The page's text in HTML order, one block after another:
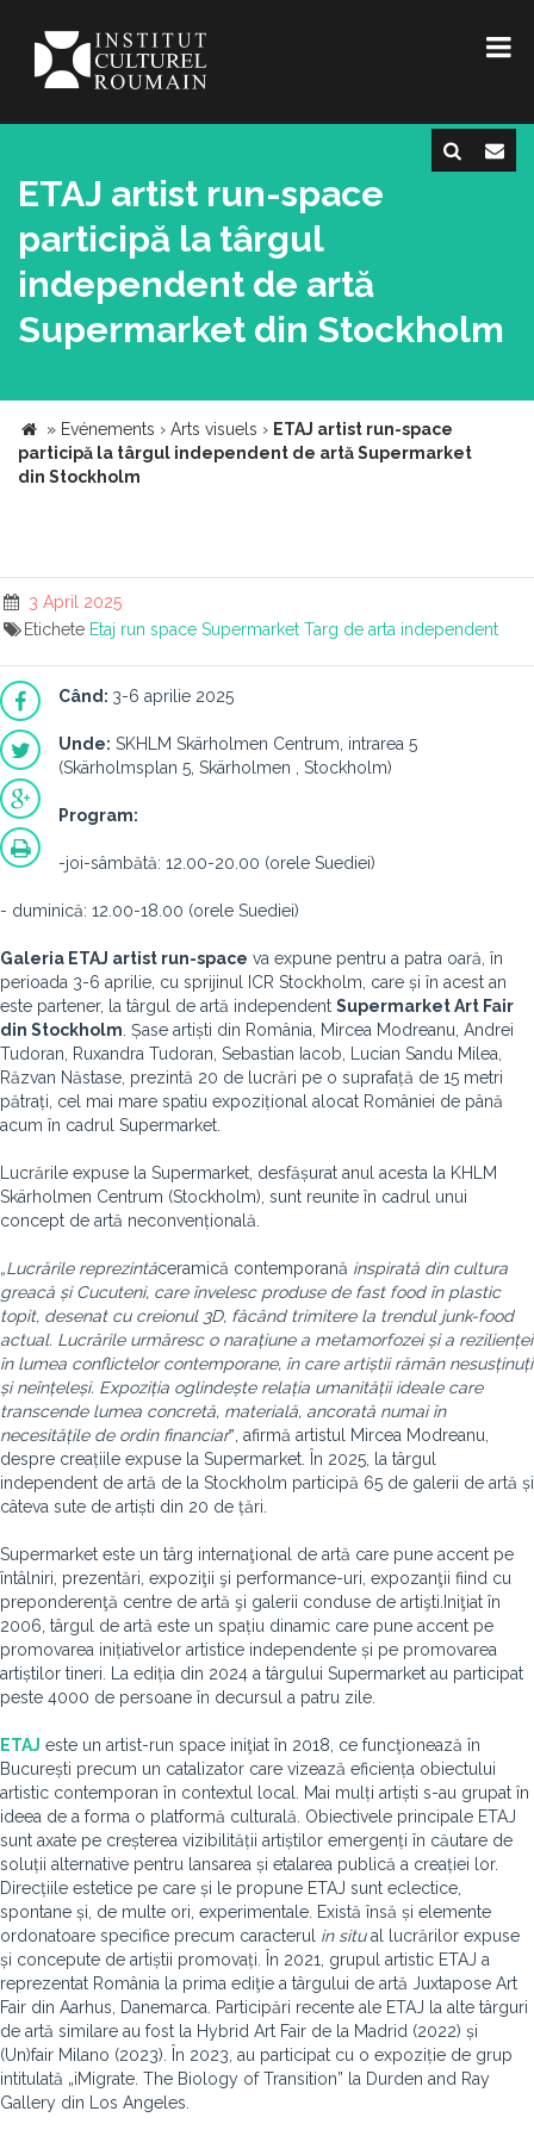
ETAJ artist run-space
participă la târgul
independent de artă
Supermarket din Stockholm
» Evénements › Arts visuels › ETAJ artist run-space
participă la târgul independent de artă Supermarket
din Stockholm
3 April 2025
Etichete Etaj run space Supermarket Targ de arta independent
Când: 3-6 aprilie 2025
Unde: SKHLM Skärholmen Centrum, intrarea 5
(Skärholmsplan 5, Skärholmen , Stockholm)
Program:
-joi-sâmbătă: 12.00-20.00 (orele Suediei)
- duminică: 12.00-18.00 (orele Suediei)
Galeria ETAJ artist run-space va expune pentru a patra oară, în
perioada 3-6 aprilie, cu sprijinul ICR Stockholm, care și în acest an
este partener, la târgul de artă independent Supermarket Art Fair
din Stockholm . Șase artiști din România, Mircea Modreanu, Andrei
Tudoran, Ruxandra Tudoran, Sebastian Iacob, Lucian Sandu Milea,
Răzvan Năstase, prezintă 20 de lucrări pe o suprafață de 15 metri
pătrați, cel mai mare spatiu expozițional alocat României de până
acum în cadrul Supermarket.
Lucrările expuse la Supermarket, desfășurat anul acesta la KHLM
Skärholmen Centrum (Stockholm), sunt reunite în cadrul unui
concept de artă neconvențională.
„Lucrările reprezintăceramică contemporană inspirată din cultura
greacă și Cucuteni, care învelesc produse de fast food în plastic
topit, desenat cu creionul 3D, făcând trimitere la trendul junk-food
actual. Lucrările urmăresc o narațiune a metamorfozei și a rezilienței
în lumea conflictelor contemporane, în care artiștii rămân nesusținuți
și neînțeleși. Expoziția oglindește relația umanității ideale care
transcende lumea concretă, materială, ancorată numai în
necesitățile de ordin financiar‟, afirmă artistul Mircea Modreanu,
despre creațiile expuse la Supermarket. În 2025, la târgul
independent de artă de la Stockholm participă 65 de galerii de artă și
câteva sute de artiști din 20 de țări.
Supermarket este un târg internaţional de artă care pune accent pe
întâlniri, prezentări, expoziţii şi performance-uri, expozanţii fiind cu
preponderenţă centre de artă şi galerii conduse de artişti.Iniţiat în
2006, târgul de artă este un spațiu dinamic care pune accent pe
promovarea inițiativelor artistice independente și pe promovarea
artiștilor tineri. La ediția din 2024 a târgului Supermarket au participat
peste 4000 de persoane în decursul a patru zile.
ETAJ este un artist-run space iniţiat în 2018, ce funcţionează în
București precum un catalizator care vizează eficiența obiectului
artistic contemporan în contextul local. Mai mulți artiști s-au grupat în
ideea de a forma o platformă culturală. Obiectivele principale ETAJ
sunt axate pe creșterea vizibilității artiștilor emergenți în căutare de
soluții alternative pentru lansarea și etalarea publică a creației lor.
Direcțiile estetice pe care și le propune ETAJ sunt eclectice,
spontane și, de multe ori, experimentale. Există însă și elemente
ordonatoare specifice precum caracterul in situal lucrărilor expuse
și concepute de artiștii promovați. În 2021, grupul artistic ETAJ a
reprezentat România la prima ediţie a târgului de artă Juxtapose Art
Fair din Aarhus, Danemarca. Participări recente ale ETAJ la alte târguri
de artă similare au fost la Hybrid Art Fair de la Madrid (2022) și
(Un)fair Milano (2023). În 2023, au participat cu o expoziție de grup
intitulată „iMigrate. The Biology of Transition” la Durden and Ray
Gallery din Los Angeles.